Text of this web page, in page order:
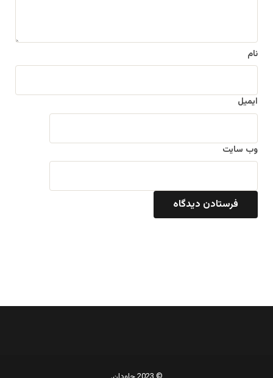
نام
ایمیل
وب‌ سایت